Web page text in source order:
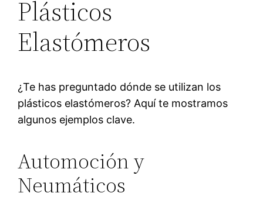
Plásticos
Elastómeros
¿Te has preguntado dónde se utilizan los
plásticos elastómeros? Aquí te mostramos
algunos ejemplos clave.
Automoción y
Neumáticos